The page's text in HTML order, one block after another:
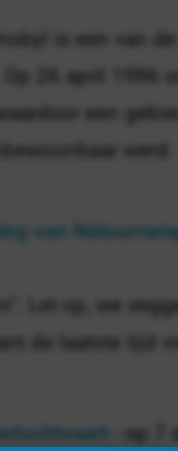
is een van
26 april 1986
een
werd.
van
Let op, we
de laatste tijd
- op 7